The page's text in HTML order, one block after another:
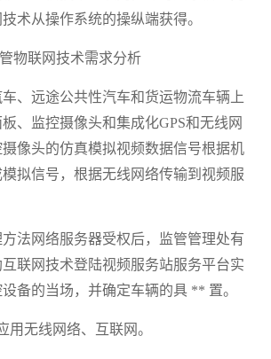
术从操作系统的操纵端获得。
物联网技术需求分析
、远途公共性汽车和货运物流车辆上
、监控摄像头和集成化GPS和无线网
像头的仿真模拟视频数据信号根据机
拟信号，根据无线网络传输到视频服
法网络服务器受权后，监管管理处有
联网技术登陆视频服务站服务平台实
备的当场，并确定车辆的具 ** 置。
用无线网络、互联网。